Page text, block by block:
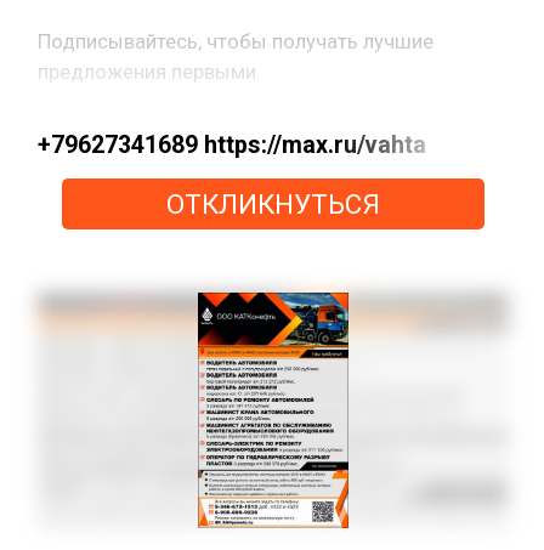
Подписывайтесь, чтобы получать лучшие
предложения первыми
+79627341689 https://max.ru/vahta
ОТКЛИКНУТЬСЯ